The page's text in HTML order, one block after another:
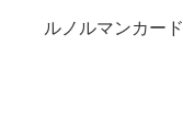
ルノルマンカード